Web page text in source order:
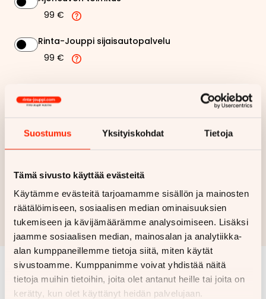
Suostumus Yksityiskohdat Tietoja
Tämä sivusto käyttää evästeitä
Käytämme evästeitä tarjoamamme sisällön ja mainosten
räätälöimiseen, sosiaalisen median ominaisuuksien
tukemiseen ja kävijämäärämme analysoimiseen. Lisäksi
jaamme sosiaalisen median, mainosalan ja analytiikka-
alan kumppaneillemme tietoja siitä, miten käytät
sivustoamme. Kumppanimme voivat yhdistää näitä
tietoja muihin tietoihin, joita olet antanut heille tai joita on
kerätty, kun olet käyttänyt heidän palvelujaan.
99 €
Rinta-Jouppi sijaisautopalvelu
99 €
Kuukausierä 769,05 €
Hae rahoitustarjous
Rahoituslaskelma on suuntaa antava ja edellyttää hyväksytyn
luottopäätöksen ja kaskovakuutuksen.
Samankaltaisia ajoneuvoja